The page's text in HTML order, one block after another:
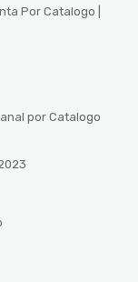
Por Catalogo |
por Catalogo